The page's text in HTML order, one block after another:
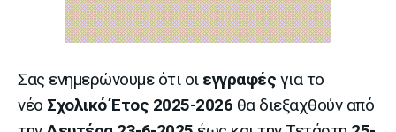
Σας ενημερώνουμε ότι οι εγγραφές για το
νέο Σχολικό Έτος 2025-2026 θα διεξαχθούν από